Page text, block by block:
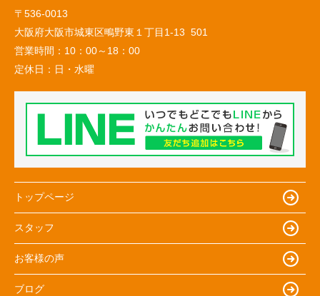
〒536-0013
大阪府大阪市城東区鴫野東１丁目1-13 501
営業時間： 10：00～18：00
定休日： 日・水曜
トップページ
スタッフ
お客様の声
ブログ